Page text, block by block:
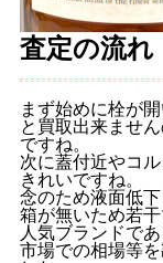
査定の流れ
まず始めに栓が
と買取出来ませ
ですね。
次に蓋付近やコ
きれいですね。
念のため液面低
箱が無いため若
人気ブランドで
市場での相場等